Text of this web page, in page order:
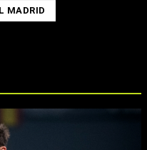
MADRID